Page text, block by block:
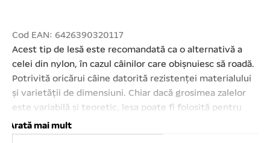
Cod EAN: 6426390320117
Acest tip de lesă este recomandată ca o alternativă a
celei din nylon, în cazul câinilor care obișnuiesc să roadă.
Potrivită oricărui câine datorită rezistenței materialului
și varietății de dimensiuni. Chiar dacă grosimea zalelor
este variabilă și teoretic, lesa poate fi folosită pentru
orice exemplar, indiferent de talia acestuia, încercați să
evitați folosirea ei pentru câini sub 10 kg. este o soluție
Arată mai mult